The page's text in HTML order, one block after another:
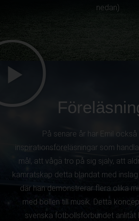
nedan)
På senare år har Emil
inspirationsföreläsningar som
mål, att våga tro på sig själv, att
kamratskap detta blandat med
där han demonstrerar flera olika
med bollen till musik. Detta
svenska fotbollsförbundet anlitat